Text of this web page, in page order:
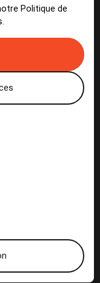
Politique de